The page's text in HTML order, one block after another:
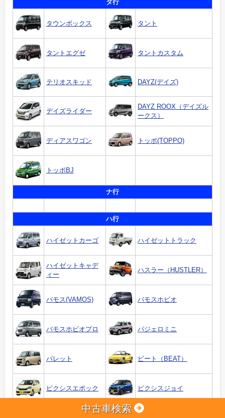
タ行
タウンボックス タント
タントエグゼ タントカスタム
テリオスキッド DAYZ(デイズ)
デイズライダー
DAYZ ROOX（デイズル
ークス）
ディアスワゴン トッポ(TOPPO)
トッポBJ
ナ行
ハ行
ハイゼットカーゴ ハイゼットトラック
ハイゼットキャデ
ィー
ハスラー（HUSTLER）
バモス(VAMOS) バモスホビオ
バモスホビオプロ パジェロミニ
パレット ビート（BEAT）
ピクシスエポック ピクシスジョイ
中古車検索